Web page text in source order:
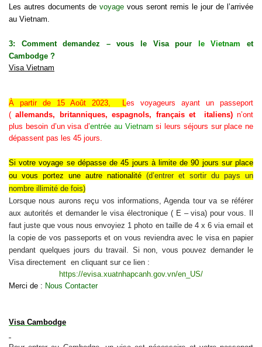
Les autres documents de voyage vous seront remis le jour de l’arrivée
au Vietnam.
3: Comment demandez – vous le Visa pour le Vietnam et
Cambodge ?
Visa Vietnam
À partir de 15 Août 2023, Les voyageurs ayant un passeport
(allemands, britanniques, espagnols, français et italiens)n’ont
plus besoin d’un visa d’entrée au Vietnam si leurs séjours sur place ne
dépassent pas les 45 jours.
Sivotre voyage se dépasse de 45 jours à limite de 90 jours sur place
ou vous portez une autre nationalité (d’entrer et sortir du pays un
nombre illimité de fois)
Lorsque nous aurons reçu vos informations, Agenda tour va se référer
aux autorités et demander le visa électronique ( E – visa) pour vous. Il
faut juste que vous nous envoyiez 1 photo en taille de 4 x 6 via email et
la copie de vos passeports et on vous reviendra avec le visa en papier
pendant quelques jours du travail. Si non, vous pouvez demander le
Visa directement en cliquant sur ce lien :
https://evisa.xuatnhapcanh.gov.vn/en_US/
Merci de : Nous Contacter
Visa Cambodge